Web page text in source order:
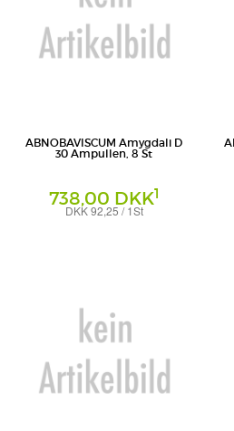
ABNOBAVISCUM Amygdali D
30 Ampullen, 8 St
738,00 DKK1
DKK 92,25 / 1St